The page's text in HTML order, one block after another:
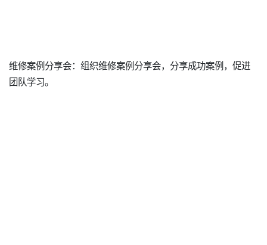
维修案例分享会：组织维修案例分享会，分享成功案例，促进
团队学习。